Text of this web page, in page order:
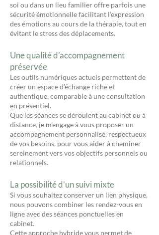
soi ou dans un lieu familier offre parfois une
sécurité émotionnelle facilitant l’expression
des émotions au cours de la thérapie, tout en
évitant le stress des déplacements.
Une qualité d’accompagnement
préservée
Les outils numériques actuels permettent de
créer un espace d’échange riche et
authentique, comparable à une consultation
en présentiel.
Que les séances se déroulent au cabinet ou à
distance, je m'engage à vous proposer un
accompagnement personnalisé, respectueux
de vos besoins, pour vous aider à cheminer
sereinement vers vos objectifs personnels ou
relationnels.
La possibilité d’un suivi mixte
Si vous souhaitez conserver un lien physique,
nous pouvons combiner les rendez-vous en
ligne avec des séances ponctuelles en
cabinet.
Cette approche hybride vous permet de